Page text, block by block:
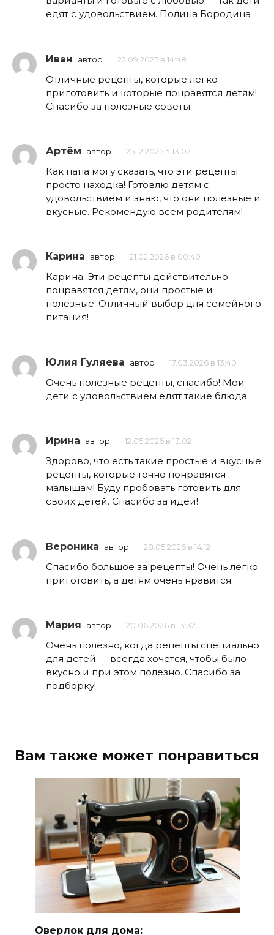
едят с удовольствием. Полина Бородина
Иван автор 22.09.2025 в 14:48
Отличные рецепты, которые легко
приготовить и которые понравятся детям!
Спасибо за полезные советы.
Артём автор 25.12.2025 в 13:02
Как папа могу сказать, что эти рецепты
просто находка! Готовлю детям с
удовольствием и знаю, что они полезные и
вкусные. Рекомендую всем родителям!
Карина автор 21.02.2026 в 00:40
Карина: Эти рецепты действительно
понравятся детям, они простые и
полезные. Отличный выбор для семейного
питания!
Юлия Гуляева автор 17.03.2026 в 13:40
Очень полезные рецепты, спасибо! Мои
дети с удовольствием едят такие блюда.
Ирина автор 12.05.2026 в 13:02
Здорово, что есть такие простые и вкусные
рецепты, которые точно понравятся
малышам! Буду пробовать готовить для
своих детей. Спасибо за идеи!
Вероника автор 28.05.2026 в 14:12
Спасибо большое за рецепты! Очень легко
приготовить, а детям очень нравится.
Мария автор 20.06.2026 в 13:32
Очень полезно, когда рецепты специально
для детей — всегда хочется, чтобы было
вкусно и при этом полезно. Спасибо за
подборку!
Вам также может понравиться
Оверлок для дома: